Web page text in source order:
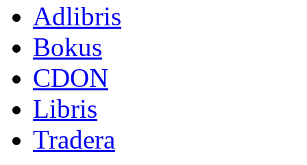
Adlibris
Bokus
CDON
Libris
Tradera